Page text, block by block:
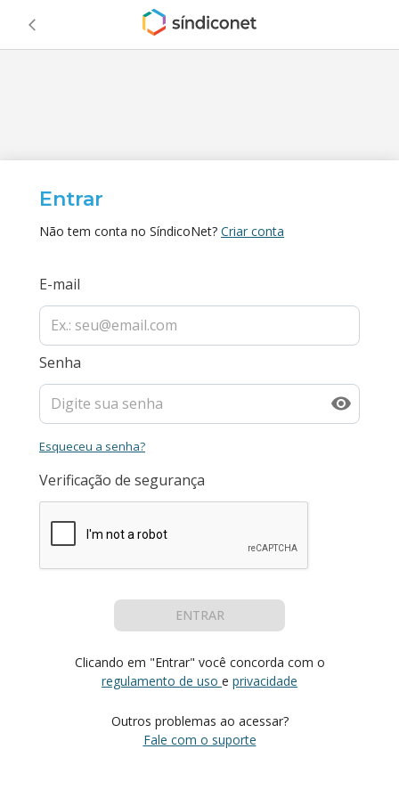
Entrar
Não tem conta no SíndicoNet? Criar conta
E-mail
Senha
Esqueceu a senha?
Verificação de segurança
ENTRAR
Clicando em "Entrar" você concorda com o
regulamento de uso e privacidade
Outros problemas ao acessar?
Fale com o suporte